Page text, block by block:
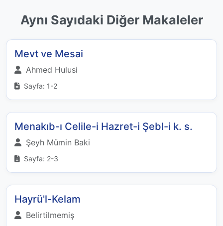
Aynı Sayıdaki Diğer Makaleler
Mevt ve Mesai
Ahmed Hulusi
Sayfa: 1-2
Menakıb-ı Celile-i Hazret-i Şebl-i k. s.
Şeyh Mümin Baki
Sayfa: 2-3
Hayrü'l-Kelam
Belirtilmemiş